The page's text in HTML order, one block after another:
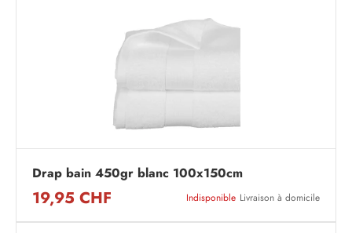
Drap bain 450gr blanc 100x150cm
19,95 CHF Indisponible Livraison à domicile